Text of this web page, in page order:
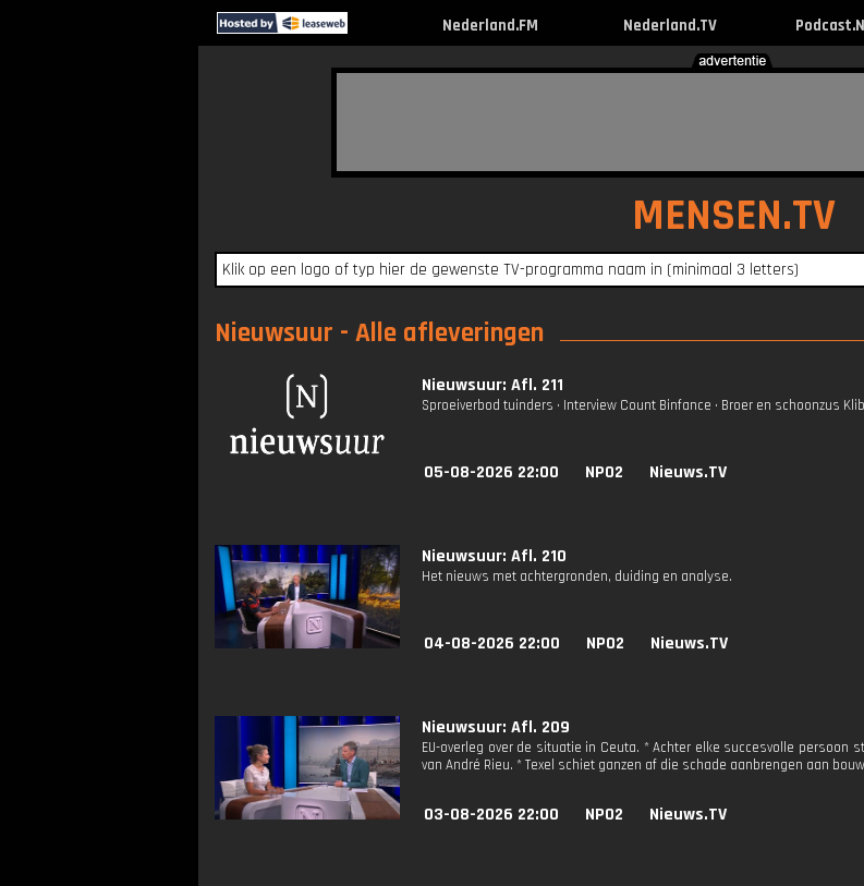
Nederland.FM Nederland.TV
MENSEN.TV
Nieuwsuur - Alle afleveringen
Nieuwsuur: Afl. 211
Sproeiverbod tuinders • Interview Count Binfance • Broer en schoonzus
05-08-2026 22:00 NPO2 Nieuws.TV
Nieuwsuur: Afl. 210
Het nieuws met achtergronden, duiding en analyse.
04-08-2026 22:00 NPO2 Nieuws.TV
Nieuwsuur: Afl. 209
EU-overleg over de situatie in Ceuta. * Achter elke succesvolle
van André Rieu. * Texel schiet ganzen af die schade aanbrengen aan
03-08-2026 22:00 NPO2 Nieuws.TV